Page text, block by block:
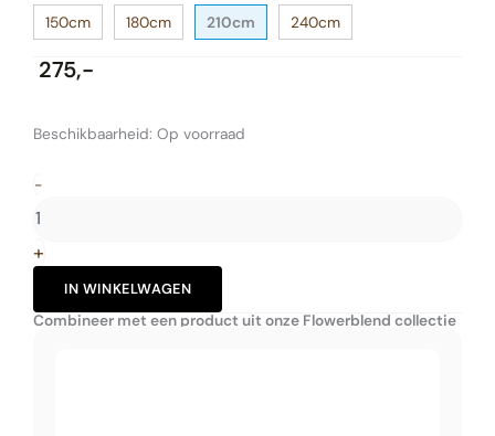
150cm 180cm 210cm 240cm
275,-
Beschikbaarheid: Op voorraad
-
Strelizia
+
IN WINKELWAGEN
Combineer met een product uit onze Flowerblend collectie